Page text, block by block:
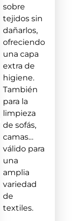
sobre
tejidos sin
dañarlos,
ofreciendo
una capa
extra de
higiene.
También
para la
limpieza
de sofás,
camas…
válido para
una
amplia
variedad
de
textiles.